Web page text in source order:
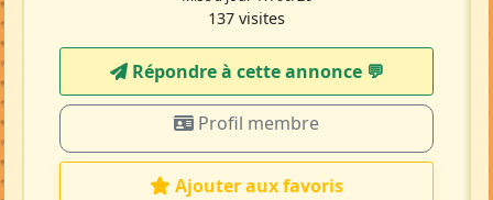
137 visites
Répondre à cette annonce 💬​
Profil membre
Ajouter aux favoris